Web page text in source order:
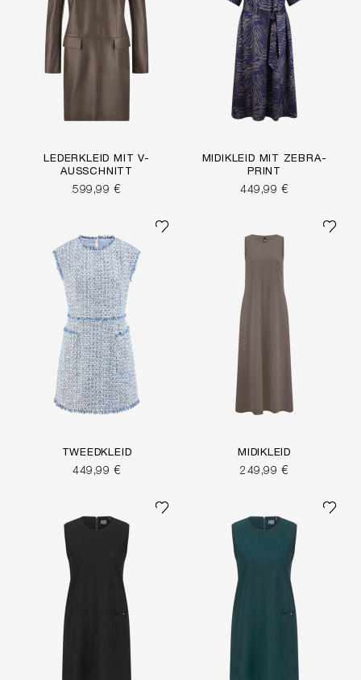
LEDERKLEID MIT V-
AUSSCHNITT
599,99 €
MIDIKLEID MIT ZEBRA-
PRINT
449,99 €
TWEEDKLEID
449,99 €
MIDIKLEID
249,99 €